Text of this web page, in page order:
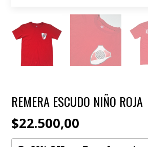
REMERA ESCUDO NIÑO ROJA
$22.500,00